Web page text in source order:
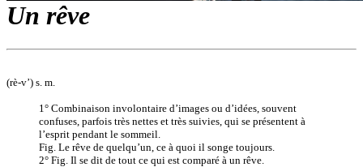
Un rêve
(rè-v’) s. m.
1° Combinaison involontaire d’images ou d’idées, souvent
confuses, parfois très nettes et très suivies, qui se présentent à
l’esprit pendant le sommeil.
Fig. Le rêve de quelqu’un, ce à quoi il songe toujours.
2° Fig. Il se dit de tout ce qui est comparé à un rêve.